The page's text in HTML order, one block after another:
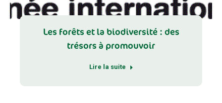
Les forêts et la biodiversité : des
trésors à promouvoir
Lire la suite